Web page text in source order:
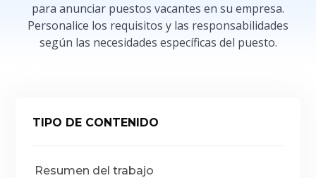
para anunciar puestos vacantes en su empresa.
Personalice los requisitos y las responsabilidades
según las necesidades específicas del puesto.
TIPO DE CONTENIDO
Resumen del trabajo